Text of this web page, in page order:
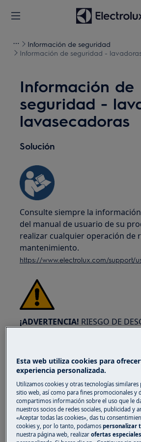
Información de seguridad
Información de seguridad -
Información de
seguridad -
lavasecadoras
Solución
Consulte siempre la
del manual de usuario de su
realizar cualquier operación de
mantenimiento.
https://www.electrolux.com/support/
¡ADVERTENCIA! RIESGO DE
mantenimiento, desactive el
desconecte el enchufe de la
Esta web utiliza cookies para
experiencia personalizada.
Utilizamos cookies y otras tecnologías
sitio web, así como para fines promocionales y
compartimos información sobre el uso que le
nuestros socios de redes sociales, publicidad y
«Aceptar todas las cookies», das tu
cookies y, por lo tanto, podamospersonalizar
nuestra página web, realizarofertas especiales